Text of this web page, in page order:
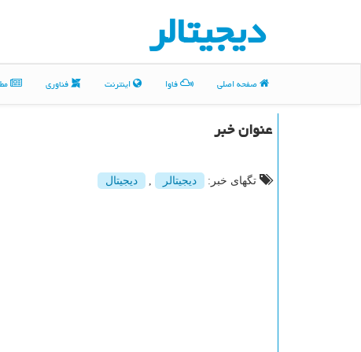
دیجیتالر
صفحه اصلی فاوا اینترنت فناوری
عنوان خبر
تگهای خبر: دیجیتالر , دیجیتال